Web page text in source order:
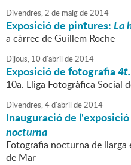
Divendres,2 de maigde2014
Exposició de pintures:La
a càrrec de Guillem Roche
Dijous, 10 d'abril de2014
Exposició de fotografia
10a. Lliga Fotogràfica Social
Divendres,4d'abril de2014
Inauguració de l'exposició
nocturna
Fotografia nocturna de
de Mar